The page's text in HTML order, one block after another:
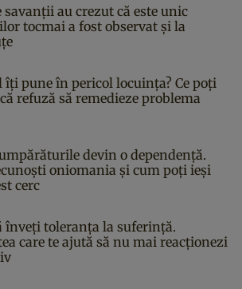
savanții au crezut că este unic
tocmai a fost observat și la
îți pune în pericol locuința? Ce poți
refuză să remedieze problema
devin o dependență.
oniomania și cum poți ieși
cerc
înveți toleranța la suferință.
care te ajută să nu mai reacționezi